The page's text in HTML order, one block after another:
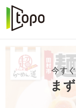
今す
ま